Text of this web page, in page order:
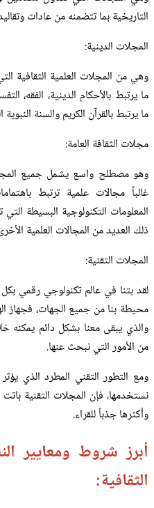
التاريخية بما تتضمنه من عادات
المجلات الدينية:
وهي من المجلات العلمية الثقافية
ما يرتبط بالأحكام الدينية، الفقه،
ما يرتبط بالقرآن الكريم والسنة
مجلات الثقافة العامة:
وهو مصطلح واسع يشمل جميع
غالباً مجالات علمية ترتبط
المعلومات التكنولوجية البسيطة
ذلك العديد من المجالات العلمية
المجلات التقنية:
لقد بتنا في عالم تكنولوجي رقمي بكل
محيطة بنا من جميع الجهات، فجهاز
والذي يبقى معنا بشكل دائم يمكنه
من الأمور التي نبحث عنها.
ومع التطور التقني المطرد الذي
نستخدمها، فإن المجلات التقنية
وأكثرها جذباً للقراء.
أبرز شروط ومعايير
الثقافية: